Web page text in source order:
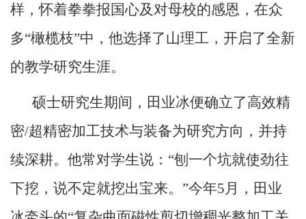
样，怀着拳拳报国心及对母校的感恩，在众
多“橄榄枝”中，他选择了山理工，开启了全新
的教学研究生涯。
硕士研究生期间，田业冰便确立了高效精
密/超精密加工技术与装备为研究方向，并持
续深耕。他常对学生说：“刨一个坑就使劲往
下挖，说不定就挖出宝来。”今年5月，田业